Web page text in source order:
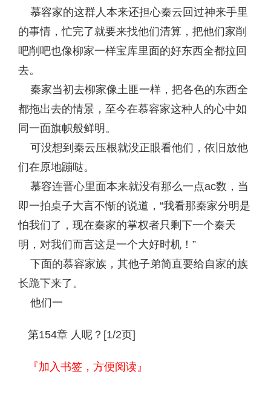
慕容家的这群人本来还担心秦云回过神来手里
的事情，忙完了就要来找他们清算，把他们家削
吧削吧也像柳家一样宝库里面的好东西全都拉回
去。
秦家当初去柳家像土匪一样，把各色的东西全
都拖出去的情景，至今在慕容家这种人的心中如
同一面旗帜般鲜明。
可没想到秦云压根就没正眼看他们，依旧放他
们在原地蹦哒。
慕容连晋心里面本来就没有那么一点ac数，当
即一拍桌子大言不惭的说道，“我看那秦家分明是
怕我们了，现在秦家的掌权者只剩下一个秦天
明，对我们而言这是一个大好时机！”
下面的慕容家族，其他子弟简直要给自家的族
长跪下来了。
他们一
第154章 人呢？[1/2页]
『加入书签，方便阅读』